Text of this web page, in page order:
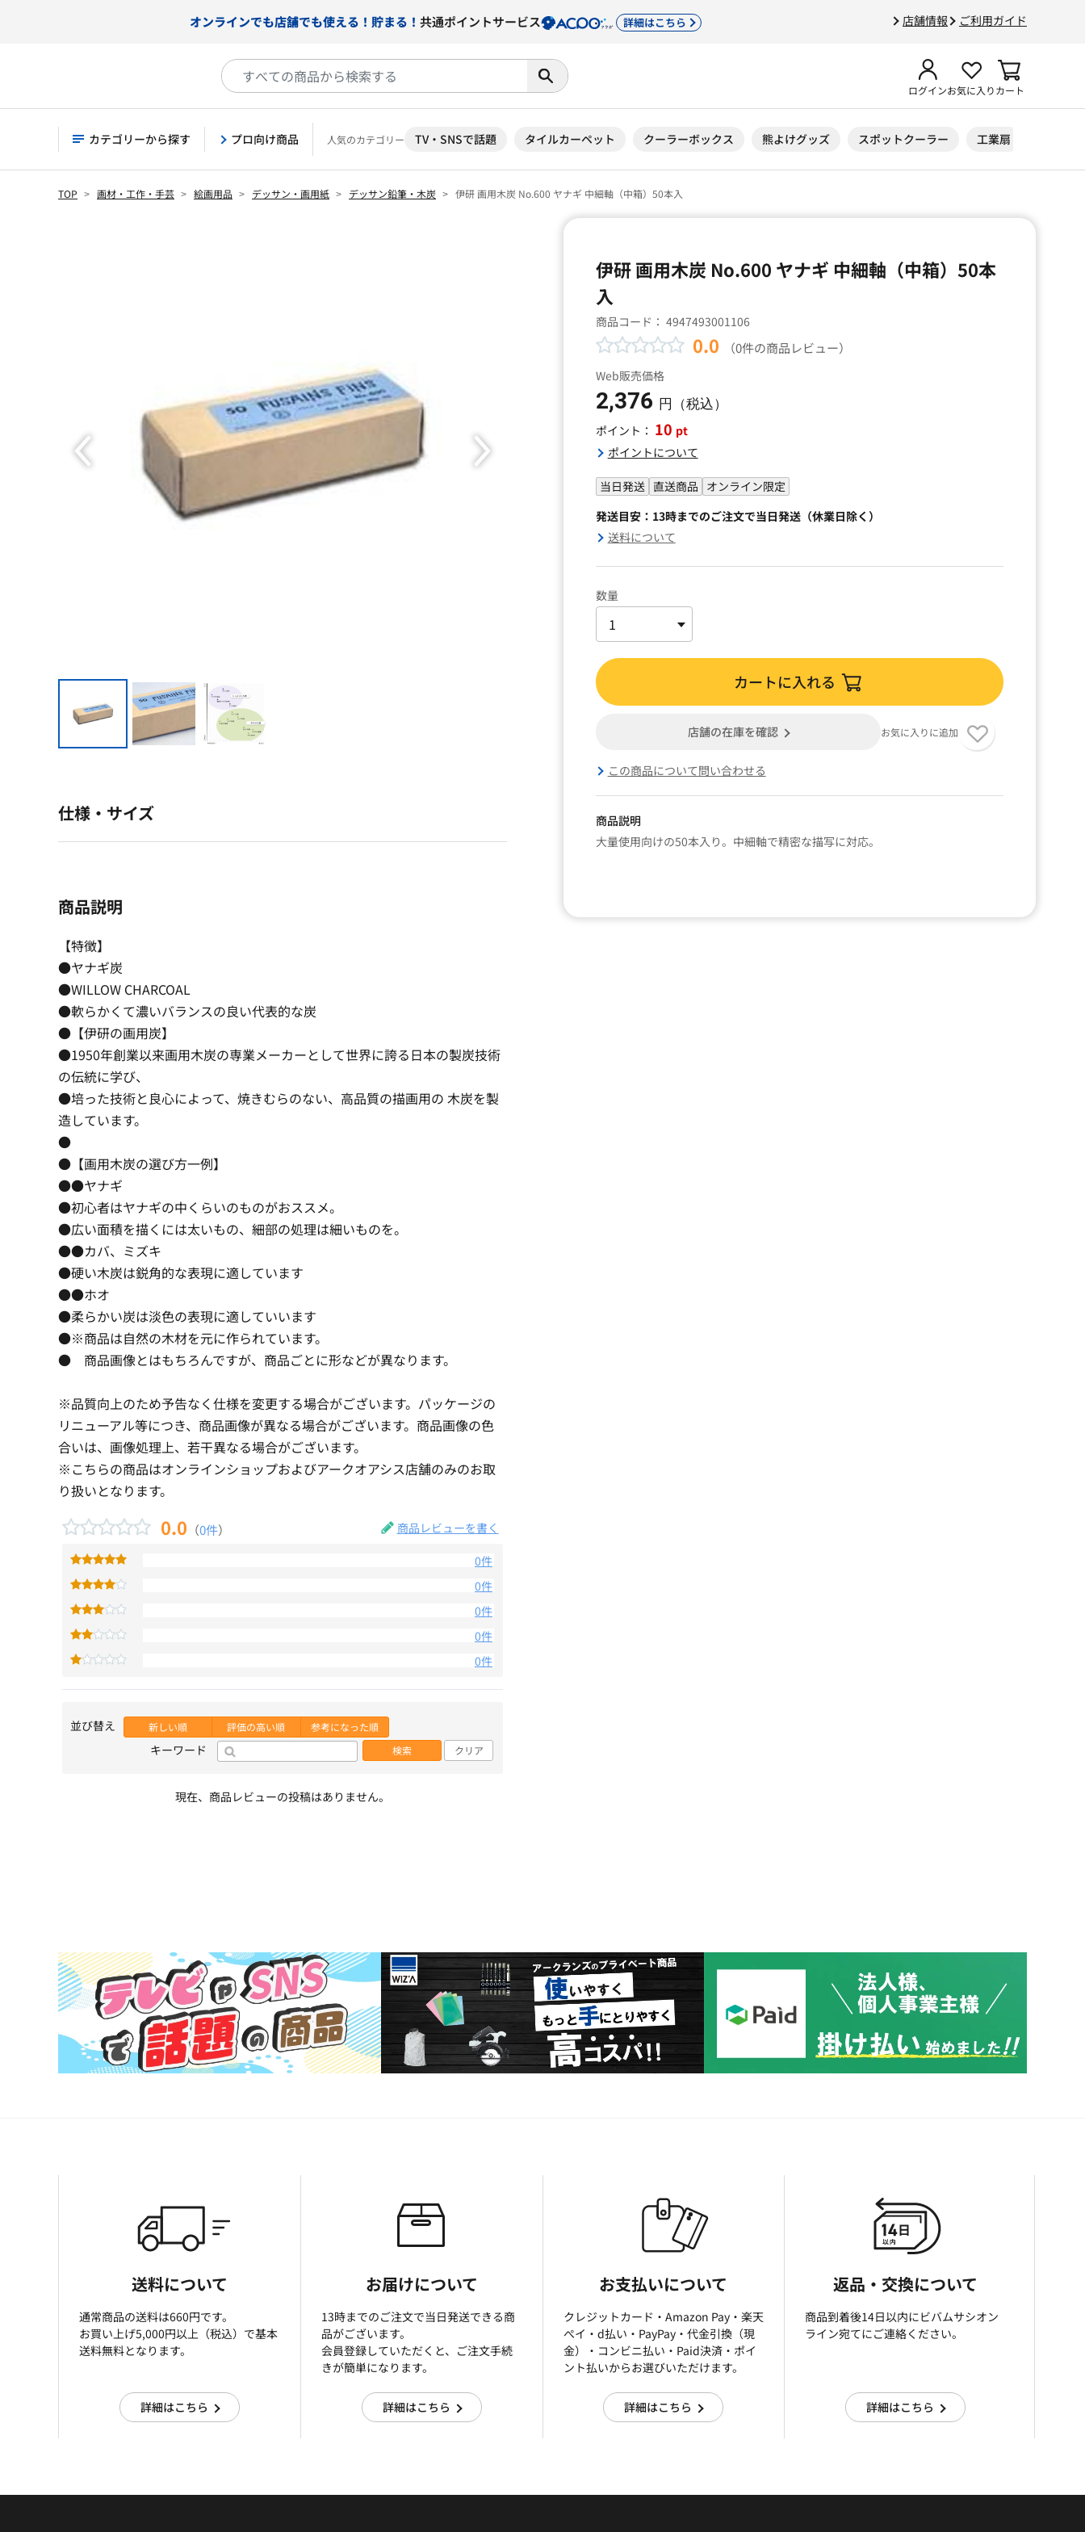
店舗情報 ご利用ガイド
オンラインでも店舗でも使える！貯まる！ 共通ポイントサービス 詳細はこちら
ログインお気に入りカート
カテゴリーから探す プロ向け商品 人気のカテゴリー TV・SNSで話題 タイルカーペット クーラーボックス 熊よけグッズ スポットクーラー 工業扇
TOP 画材・工作・手芸 絵画用品 デッサン・画用紙 デッサン鉛筆・木炭 伊研 画用木炭 No.600 ヤナギ 中細軸（中箱）50本入
伊研 画用木炭 No.600 ヤナギ 中細軸（中箱）50本
入
商品コード： 4947493001106
0.0 （0件の商品レビュー）
Web販売価格
2,376 円（税込）
ポイント： 10 pt
ポイントについて
当日発送 直送商品 オンライン限定
発送目安：13時までのご注文で当日発送（休業日除く）
送料について
数量
カートに入れる
店舗の在庫を確認 お気に入りに追加
この商品について問い合わせる
商品説明
大量使用向けの50本入り。中細軸で精密な描写に対応。
仕様・サイズ
商品説明
【特徴】
●ヤナギ炭
●WILLOW CHARCOAL
●軟らかくて濃いバランスの良い代表的な炭
●【伊研の画用炭】
●1950年創業以来画用木炭の専業メーカーとして世界に誇る日本の製炭技術
の伝統に学び、
●培った技術と良心によって、焼きむらのない、高品質の描画用の 木炭を製
造しています。
●
●【画用木炭の選び方一例】
●●ヤナギ
●初心者はヤナギの中くらいのものがおススメ。
●広い面積を描くには太いもの、細部の処理は細いものを。
●●カバ、ミズキ
●硬い木炭は鋭角的な表現に適しています
●●ホオ
●柔らかい炭は淡色の表現に適していいます
●※商品は自然の木材を元に作られています。
● 商品画像とはもちろんですが、商品ごとに形などが異なります。
※品質向上のため予告なく仕様を変更する場合がございます。パッケージの
リニューアル等につき、商品画像が異なる場合がございます。商品画像の色
合いは、画像処理上、若干異なる場合がございます。
※こちらの商品はオンラインショップおよびアークオアシス店舗のみのお取
り扱いとなります。
0.0 （0件） 商品レビューを書く
0件
0件
0件
0件
0件
並び替え 新しい順 評価の高い順 参考になった順
キーワード 検索 クリア
現在、商品レビューの投稿はありません。
送料について
通常商品の送料は660円です。
お買い上げ5,000円以上（税込）で基本
送料無料となります。
詳細はこちら
お届けについて
13時までのご注文で当日発送できる商
品がございます。
会員登録していただくと、ご注文手続
きが簡単になります。
詳細はこちら
お支払いについて
クレジットカード・Amazon Pay・楽天
ぺイ・d払い・PayPay・代金引換（現
金）・コンビニ払い・Paid決済・ポイ
ント払いからお選びいただけます。
詳細はこちら
返品・交換について
商品到着後14日以内にビバムサシオン
ライン宛てにご連絡ください。
詳細はこちら